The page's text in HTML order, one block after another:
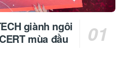
giành ngôi
mùa đầu